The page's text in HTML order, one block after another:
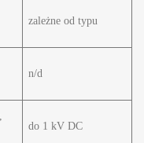
zależne od typu
n/d
do 1 kV DC